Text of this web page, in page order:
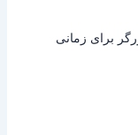
برای زمانی